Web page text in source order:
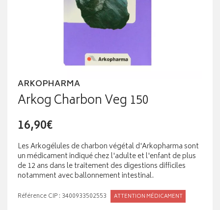
ARKOPHARMA
Arkog Charbon Veg 150
16,90€
Les Arkogélules de charbon végétal d'Arkopharma sont
un médicament indiqué chez l'adulte et l'enfant de plus
de 12 ans dans le traitement des digestions difficiles
notamment avec ballonnement intestinal.
Référence CIP : 3400933502553 ATTENTION MÉDICAMENT